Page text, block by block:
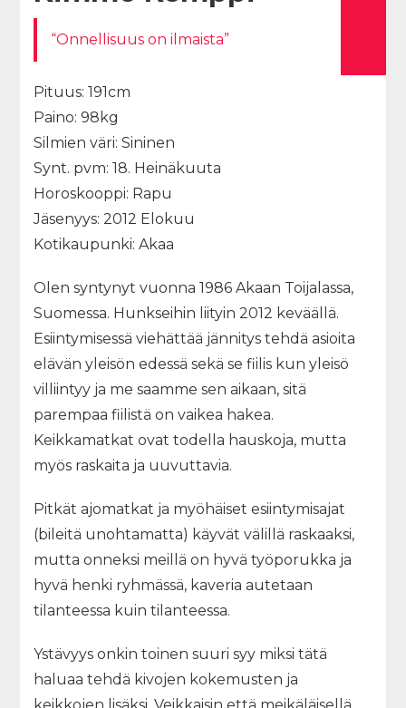
“Onnellisuus on ilmaista”
Pituus: 191cm
Paino: 98kg
Silmien väri: Sininen
Synt. pvm: 18. Heinäkuuta
Horoskooppi: Rapu
Jäsenyys: 2012 Elokuu
Kotikaupunki: Akaa
Olen syntynyt vuonna 1986 Akaan Toijalassa,
Suomessa. Hunkseihin liityin 2012 keväällä.
Esiintymisessä viehättää jännitys tehdä asioita
elävän yleisön edessä sekä se fiilis kun yleisö
villiintyy ja me saamme sen aikaan, sitä
parempaa fiilistä on vaikea hakea.
Keikkamatkat ovat todella hauskoja, mutta
myös raskaita ja uuvuttavia.
Pitkät ajomatkat ja myöhäiset esiintymisajat
(bileitä unohtamatta) käyvät välillä raskaaksi,
mutta onneksi meillä on hyvä työporukka ja
hyvä henki ryhmässä, kaveria autetaan
tilanteessa kuin tilanteessa.
Ystävyys onkin toinen suuri syy miksi tätä
haluaa tehdä kivojen kokemusten ja